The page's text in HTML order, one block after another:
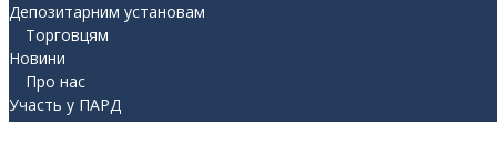
Депозитарним установам
Торговцям
Новини
Про нас
Участь у ПАРД
Прес-центр